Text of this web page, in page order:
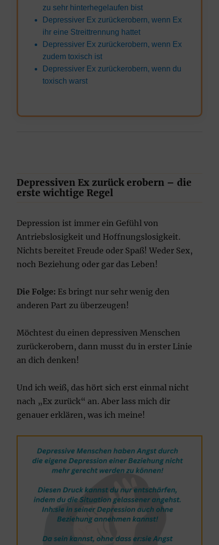
zu sehr hinterhegelaufen bist
Depressiver Ex zurückerobern, wenn Ex
ihr eine Streittrennung hattet
Depressiver Ex zurückerobern, wenn Ex
zudem toxisch ist
Depressiver Ex zurückerobern, wenn du
toxisch warst
Depressiven Ex zurück erobern – die
erste wichtige Regel
Depression ist immer ein Gefühl von
Antriebslosigkeit und Hoffnungslosigkeit.
Nichts bereitet Freude oder Spaß! Weder Sex,
noch Beziehung oder gar das Leben!
Die Folge: Es bringt nur sehr wenig den
anderen Part zu überzeugen!
Möchtest du einen depressiven Menschen
zurückerobern, dann musst du in erster Linie
an dich denken!
Und ich weiß, das hört sich erst einmal nicht
nach „Ex zurück“ an. Aber lass mich dir
genauer erklären, was ich meine!